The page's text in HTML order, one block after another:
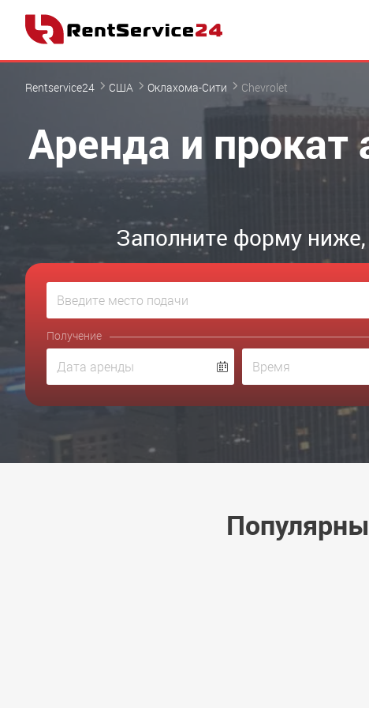
Rentservice24 США Оклахома-Сити Chevrolet
Аренда и
Заполните форму
Получение